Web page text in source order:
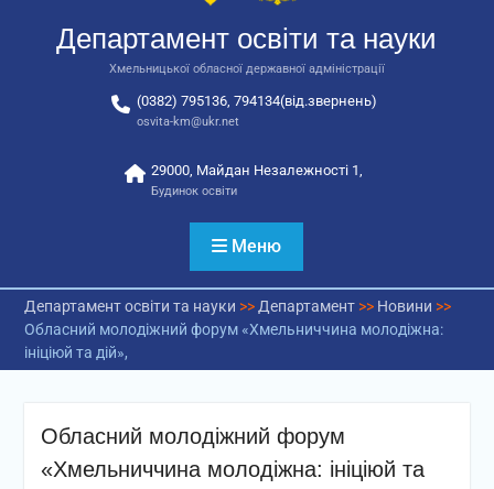
національно-патріотичне
виховання
Департамент освіти та науки
Хмельницької обласної державної адміністрації
(0382) 795136, 794134(від.звернень)
osvita-km@ukr.net
29000, Майдан Незалежності 1,
Будинок освіти
Меню
Департамент освіти та науки >> Департамент>> Новини >>
Обласний молодіжний форум «Хмельниччина молодіжна:
ініціюй та дій»,
Обласний молодіжний форум
«Хмельниччина молодіжна: ініціюй та